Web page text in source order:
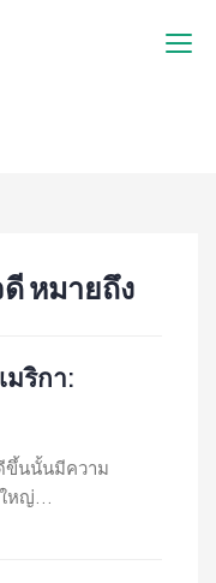
หมายถึง
มริกา:
ขึ้นนั้นมีความ
หญ่...